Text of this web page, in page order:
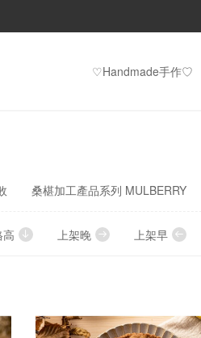
♡Handmade手作♡
桑椹加工產品系列 MULBERRY
上架晚 上架早